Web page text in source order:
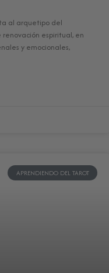
al arquetipo del
espiritual, en
y emocionales,
APRENDIENDO DEL TAROT